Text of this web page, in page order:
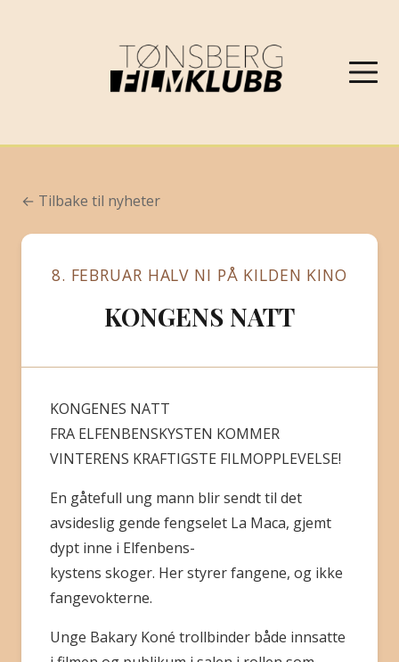
VÅRPROGRAM 2026
OM FILMKLUBBEN
BLI MEDLEM
← Tilbake til nyheter
8. FEBRUAR HALV NI PÅ KILDEN KINO
KONGENS NATT
KONGENES NATT
FRA ELFENBENSKYSTEN KOMMER
VINTERENS KRAFTIGSTE FILMOPPLEVELSE!
En gåtefull ung mann blir sendt til det
avsideslig gende fengselet La Maca, gjemt
dypt inne i Elfenbens-
kystens skoger. Her styrer fangene, og ikke
fangevokterne.
Unge Bakary Koné trollbinder både innsatte